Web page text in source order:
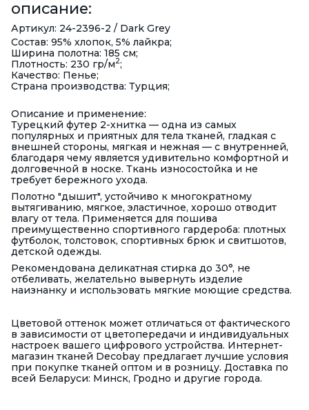
описание:
Артикул: 24-2396-2 / Dark Grey
Состав: 95% хлопок, 5% лайкра;
Ширина полотна: 185 см;
Плотность: 230 гр/м2;
Качество: Пенье;
Страна производства: Турция;
Описание и применение:
Турецкий футер 2-хнитка — одна из самых
популярных и приятных для тела тканей, гладкая с
внешней стороны, мягкая и нежная — с внутренней,
благодаря чему является удивительно комфортной и
долговечной в носке. Ткань износостойка и не
требует бережного ухода.
Полотно "дышит", устойчиво к многократному
вытягиванию, мягкое, эластичное, хорошо отводит
влагу от тела. Применяется для пошива
преимущественно спортивного гардероба: плотных
футболок, толстовок, спортивных брюк и свитшотов,
детской одежды.
Рекомендована деликатная стирка до 30°, не
отбеливать, желательно вывернуть изделие
наизнанку и использовать мягкие моющие средства.
Цветовой оттенок может отличаться от фактического
в зависимости от цветопередачи и индивидуальных
настроек вашего цифрового устройства. Интернет-
магазин тканей Decobay предлагает лучшие условия
при покупке тканей оптом и в розницу. Доставка по
всей Беларуси: Минск, Гродно и другие города.